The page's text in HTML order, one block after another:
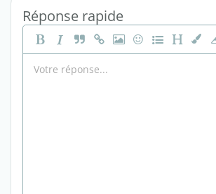
Réponse rapide